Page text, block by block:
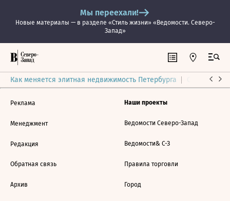
Мы переехали!
Новые материалы — в разделе «Стиль жизни» «Ведомости. Северо-
Запад»
Как меняется элитная недвижимость Петербурга Ситуация
Реклама
Менеджмент
Редакция
Обратная связь
Архив
Наши проекты
Ведомости Северо-Запад
Ведомости& С-З
Правила торговли
Город